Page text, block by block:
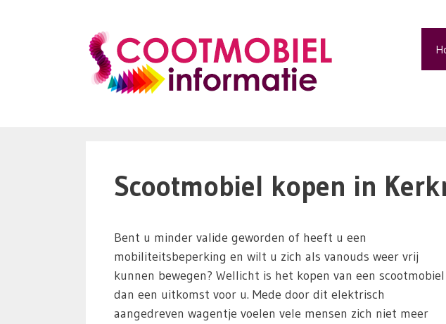
Scootmobiel kopen in
Bent u minder valide geworden of heeft u een
mobiliteitsbeperking en wilt u zich als vanouds weer vrij
kunnen bewegen? Wellicht is het kopen van een scootmobiel
dan een uitkomst voor u. Mede door dit elektrisch
aangedreven wagentje voelen vele mensen zich niet meer